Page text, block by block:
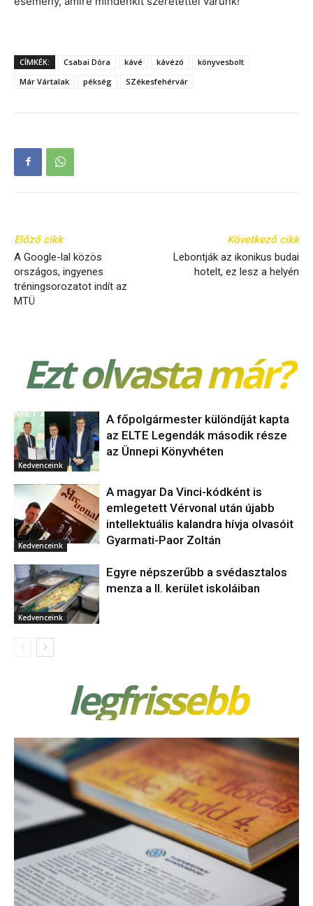
CÍMKÉK: Csabai Dóra kávé kávézó
könyvesbolt
Már Vártalak
pékség SZékesfehérvár
Előző cikk
A Google-lal közös
országos, ingyenes
tréningsorozatot indít az
MTÜ
Következő cikk
Lebontják az ikonikus budai
hotelt, ez lesz a helyén
Ezt olvasta már?
Kedvenceink
A főpolgármester különdíját kapta
az ELTE Legendák második része
az Ünnepi Könyvhéten
Kedvenceink
A magyar Da Vinci-kódként is
emlegetett Vérvonal után újabb
intellektuális kalandra hívja olvasóit
Gyarmati-Paor Zoltán
Kedvenceink
Egyre népszerűbb a svédasztalos
menza a II. kerület iskoláiban
legfrissebb